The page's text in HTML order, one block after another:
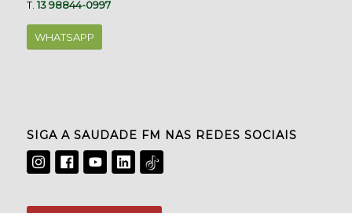
T.13 98844-0997
WHATSAPP
SIGA A SAUDADE FM NAS REDES SOCIAIS